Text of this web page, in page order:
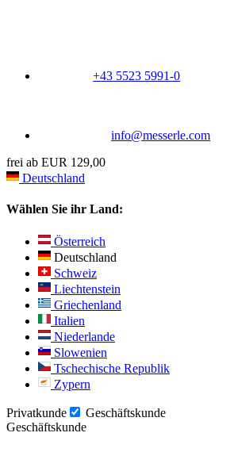
+43 5523 5991-0
info@messerle.com
frei ab EUR 129,00
Deutschland
Wählen Sie ihr Land:
Österreich
Deutschland
Schweiz
Liechtenstein
Griechenland
Italien
Niederlande
Slowenien
Tschechische Republik
Zypern
Privatkunde
Geschäftskunde
Geschäftskunde